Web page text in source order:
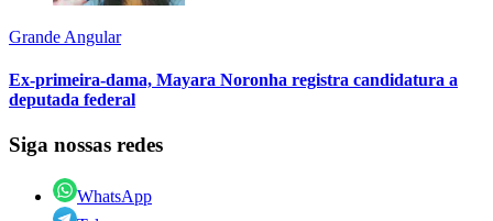
Grande Angular
Ex-primeira-dama, Mayara Noronha registra candidatura a
deputada federal
Siga nossas redes
WhatsApp